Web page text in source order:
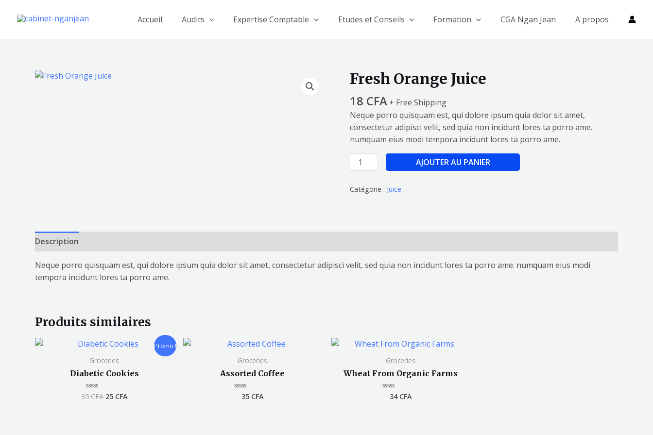
Accueil Audits Expertise Comptable Etudes et Conseils Formation CGA Ngan Jean A propos
Fresh Orange Juice
18 CFA + Free Shipping
Neque porro quisquam est, qui dolore ipsum quia dolor sit amet,
consectetur adipisci velit, sed quia non incidunt lores ta porro ame.
numquam eius modi tempora incidunt lores ta porro ame.
quantité
de
Fresh
Orange
Juice
AJOUTER AU PANIER
Catégorie : Juice
Description
Neque porro quisquam est, qui dolore ipsum quia dolor sit amet, consectetur adipisci velit, sed quia non incidunt lores ta porro ame. numquam eius modi
tempora incidunt lores ta porro ame.
Produits similaires
Promo !
Groceries
Diabetic Cookies
Note
35CFA
Le
initial
était :
35 CFA.
25 CFA
Le
est :
25 CFA.
Groceries
Assorted Coffee
Note
35 CFA
Groceries
Wheat From Organic Farms
Note
34 CFA